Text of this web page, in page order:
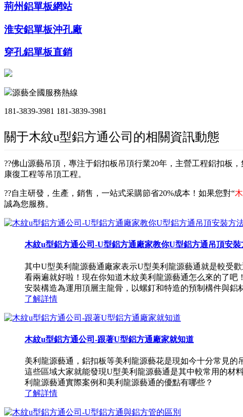
荊州鋁單板網站
淮安鋁單板沖孔廠
穿孔鋁單板直銷
源藝全國服務熱線
181-3839-3981 181-3839-3981
關于木紋u型鋁方通公司的相關資訊動態
??佛山源藝吊頂，專注于鋁扣板吊頂行業20年，主營工程鋁扣板
康復工程等吊頂工程。
??自主研發，生產，銷售，一站式采購節省20%成本！如果您對“
誠為您服務。
木紋u型鋁方通公司-U型鋁方通廠家教你U型鋁方通吊頂安裝
其中U型美利龍源藝通廠家表示U型美利龍源藝通就是較受
看兩遍就好啦！現在你知道木紋美利龍源藝通怎么來的了
安裝構造為運用頂層主龍骨，以螺釘和特造的預制構件與鋁
了解詳情
木紋u型鋁方通公司-跟著U型鋁方通廠家就知道
美利龍源藝通，鋁扣板等美利龍源藝花是現如今十分常見
這些區域大家就能發現U型美利龍源藝通是其中較常用的材
利龍源藝通實際案例和美利龍源藝通的優點有哪些？
了解詳情